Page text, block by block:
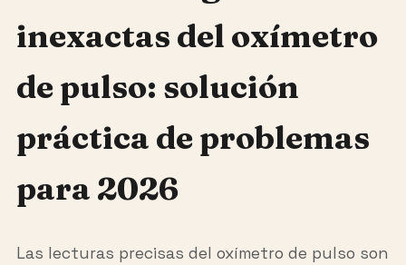
inexactas del oxímetro
de pulso: solución
práctica de problemas
para 2026
Las lecturas precisas del oxímetro de pulso son